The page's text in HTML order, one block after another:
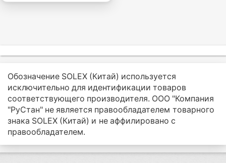
Обозначение SOLEX (Китай) используется
исключительно для идентификации товаров
соответствующего производителя. ООО "Компания
"РуСтан" не является правообладателем товарного
знака SOLEX (Китай) и не аффилировано с
правообладателем.